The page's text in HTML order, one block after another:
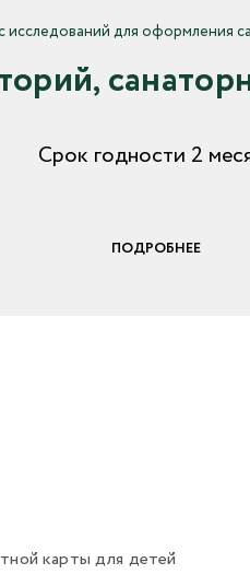
исследований для оформления
Срок годности 2
ПОДРОБНЕЕ
карты для детей